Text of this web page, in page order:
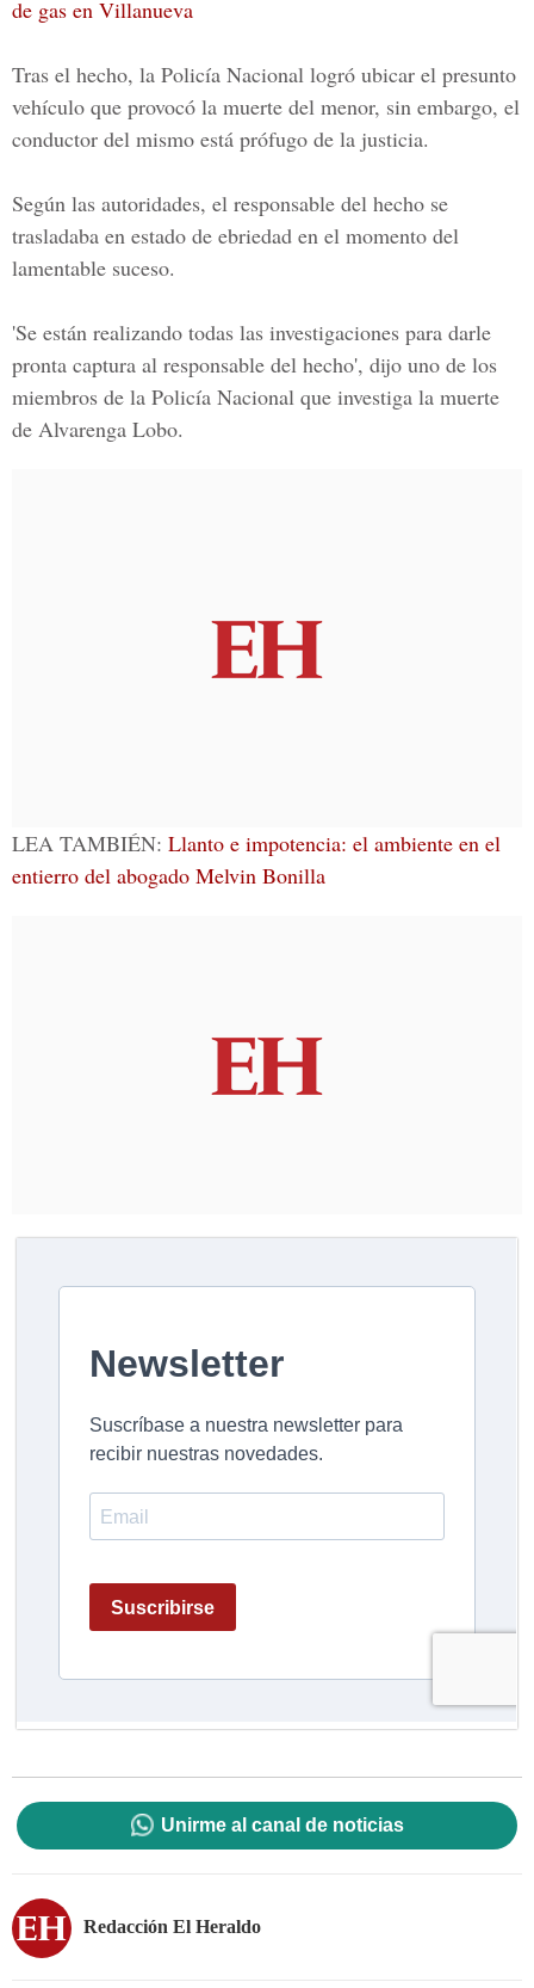
de gas en Villanueva
Tras el hecho, la Policía Nacional logró ubicar el presunto
vehículo que provocó la muerte del menor, sin embargo, el
conductor del mismo está prófugo de la justicia.
Según las autoridades, el responsable del hecho se
trasladaba en estado de ebriedad en el momento del
lamentable suceso.
'Se están realizando todas las investigaciones para darle
pronta captura al responsable del hecho', dijo uno de los
miembros de la Policía Nacional que investiga la muerte
de Alvarenga Lobo.
LEA TAMBIÉN: Llanto e impotencia: el ambiente en el
entierro del abogado Melvin Bonilla
Unirme al canal de noticias
Redacción El Heraldo